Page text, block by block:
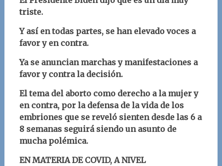
triste.
Y así en todas partes, se han elevado voces a
favor y en contra.
Ya se anuncian marchas y manifestaciones a
favor y contra la decisión.
El tema del aborto como derecho a la mujer y
en contra, por la defensa de la vida de los
embriones que se reveló sienten desde las 6 a
8 semanas seguirá siendo un asunto de
mucha polémica.
EN MATERIA DE COVID, A NIVEL